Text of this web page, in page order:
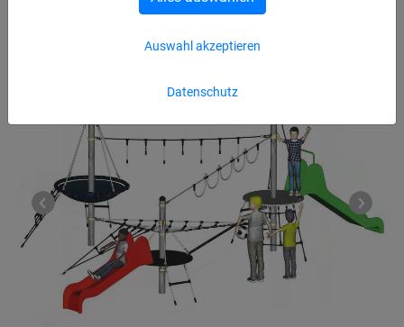
Datenschutz
Auswahl akzeptieren